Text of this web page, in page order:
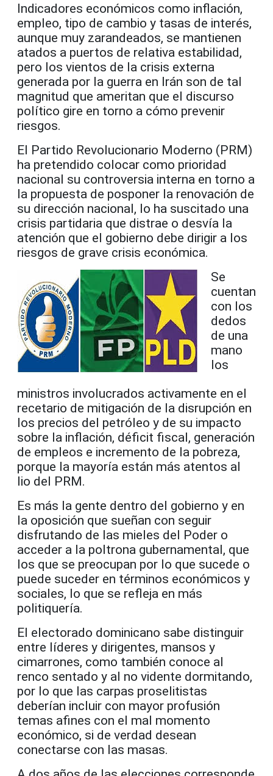
Indicadores económicos como inflación,
empleo, tipo de cambio y tasas de interés,
aunque muy zarandeados, se mantienen
atados a puertos de relativa estabilidad,
pero los vientos de la crisis externa
generada por la guerra en Irán son de tal
magnitud que ameritan que el discurso
político gire en torno a cómo prevenir
riesgos.
El Partido Revolucionario Moderno (PRM)
ha pretendido colocar como prioridad
nacional su controversia interna en torno a
la propuesta de posponer la renovación de
su dirección nacional, lo ha suscitado una
crisis partidaria que distrae o desvía la
atención que el gobierno debe dirigir a los
riesgos de grave crisis económica.
Se
cuentan
con los
dedos
de una
mano
los
ministros involucrados activamente en el
recetario de mitigación de la disrupción en
los precios del petróleo y de su impacto
sobre la inflación, déficit fiscal, generación
de empleos e incremento de la pobreza,
porque la mayoría están más atentos al
lio del PRM.
Es más la gente dentro del gobierno y en
la oposición que sueñan con seguir
disfrutando de las mieles del Poder o
acceder a la poltrona gubernamental, que
los que se preocupan por lo que sucede o
puede suceder en términos económicos y
sociales, lo que se refleja en más
politiquería.
El electorado dominicano sabe distinguir
entre líderes y dirigentes, mansos y
cimarrones, como también conoce al
renco sentado y al no vidente dormitando,
por lo que las carpas proselitistas
deberían incluir con mayor profusión
temas afines con el mal momento
económico, si de verdad desean
conectarse con las masas.